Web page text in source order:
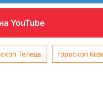
YouTube
Телець гороскоп